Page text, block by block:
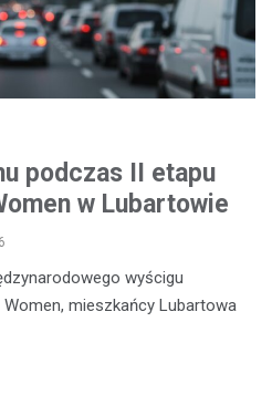
podczas II etapu
w Lubartowie
wyścigu
mieszkańcy Lubartowa